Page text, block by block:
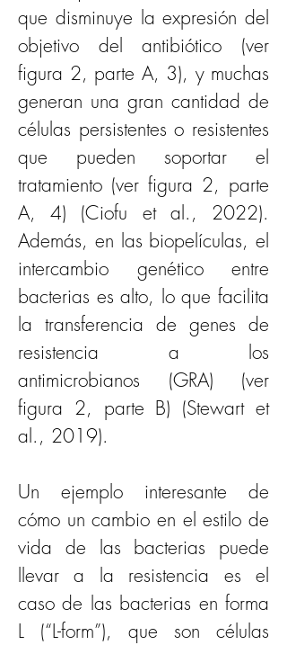
que disminuye la expresión del
objetivo del antibiótico (ver
figura 2, parte A, 3), y muchas
generan una gran cantidad de
células persistentes o resistentes
que pueden soportar el
tratamiento (ver figura 2, parte
A, 4) (Ciofu et al., 2022).
Además, en las biopelículas, el
intercambio genético entre
bacterias es alto, lo que facilita
la transferencia de genes de
resistencia a los
antimicrobianos (GRA) (ver
figura 2, parte B) (Stewart et
al., 2019).
Un ejemplo interesante de
cómo un cambio en el estilo de
vida de las bacterias puede
llevar a la resistencia es el
caso de las bacterias en forma
L (“L-form”), que son células